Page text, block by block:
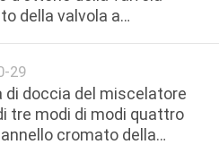
della valvola a
29
di doccia del miscelatore
tre modi di modi quattro
cromato della